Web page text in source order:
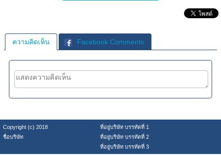
ความคิดเห็น Facebook Comments
Copyright (c) 2018
ที่อยู่บริษัท บรรทัดที่ 1
ชื่อบริษัท
ที่อยู่บริษัท บรรทัดที่ 2
ที่อยู่บริษัท บรรทัดที่ 3